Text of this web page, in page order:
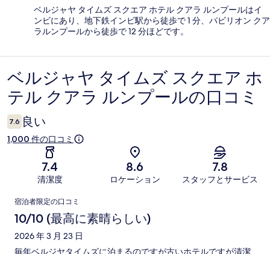
ベルジャヤ タイムズ スクエア ホテル クアラ ルンプールはイ
ンビにあり、地下鉄インビ駅から徒歩で 1 分、パビリオン クア
ラルンプールから徒歩で 12 分ほどです。
口
コ
ミ
ベルジャヤ タイムズ スクエア ホ
テル クアラ ルンプールの口コミ
7.6 良い
1,000 件の口コミ
7.4
清潔度
8.6
ロケーション
7.8
スタッフとサービス
口
コ
ミ
宿泊者限定の口コミ
10/10 (最高に素晴らしい)
2026 年 3 月 23 日
毎年ベルジヤタイムズに泊まるのですが古いホテルですが清潔